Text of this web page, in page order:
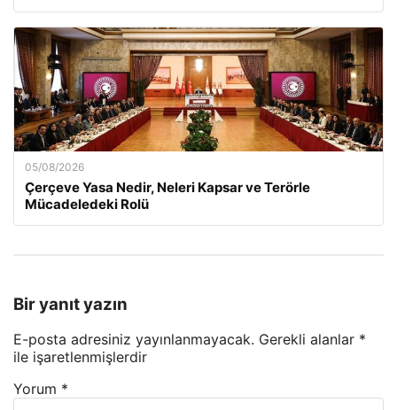
05/08/2026
Çerçeve Yasa Nedir, Neleri Kapsar ve Terörle
Mücadeledeki Rolü
Bir yanıt yazın
E-posta adresiniz yayınlanmayacak. Gerekli alanlar *
ile işaretlenmişlerdir
Yorum *